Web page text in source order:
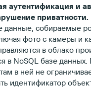
аутентификация и
приватности.
данные, собираемые
фото с камеры и
в облако
в NoSQL базе данных.
в ней не
идентификатор